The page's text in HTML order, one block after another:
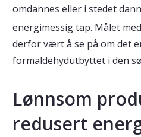
omdannes eller i stedet
energimessig tap. Målet
derfor vært å se på om det
formaldehydutbyttet i den
Lønnsom
redusert